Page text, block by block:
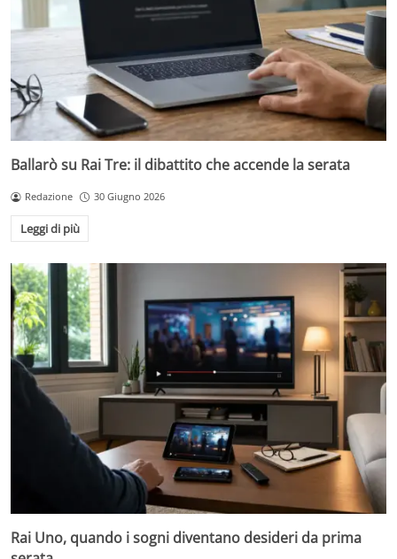
Ballarò su Rai Tre: il dibattito che accende la serata
Redazione 30 Giugno 2026
Leggi di più
Rai Uno, quando i sogni diventano desideri da prima